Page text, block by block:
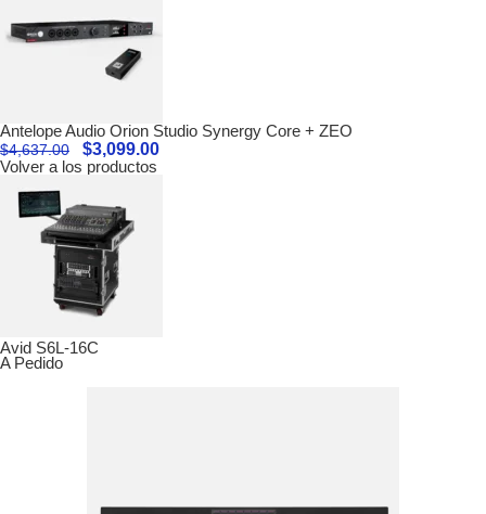
Antelope Audio Orion Studio Synergy Core + ZEO
$4,637.00 $3,099.00
Volver a los productos
Avid S6L-16C
A Pedido